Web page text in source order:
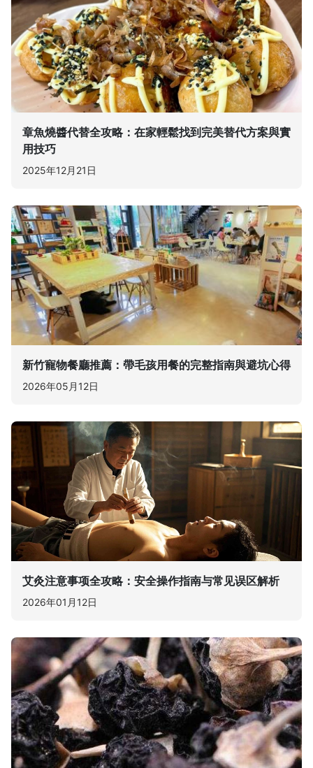
章魚燒醬代替全攻略：在家輕鬆找到完美替代方案與實
用技巧
2025年12月21日
新竹寵物餐廳推薦：帶毛孩用餐的完整指南與避坑心得
2026年05月12日
艾灸注意事项全攻略：安全操作指南与常见误区解析
2026年01月12日